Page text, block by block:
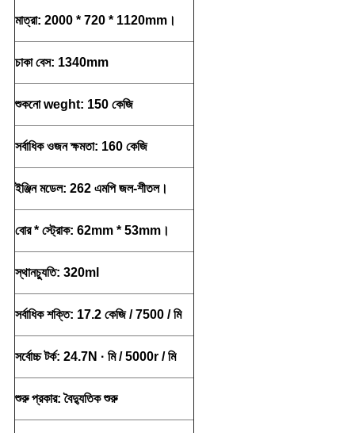
মাত্রা: 2000 * 720 * 1120mm।
চাকা বেস: 1340mm
শুকনো weght: 150 কেজি
সর্বাধিক ওজন ক্ষমতা: 160 কেজি
ইঞ্জিন মডেল: 262 এমপি জল-শীতল।
বোর * স্ট্রোক: 62mm * 53mm।
স্থানচ্যুতি: 320ml
সর্বাধিক শক্তি: 17.2 কেজি / 7500 / মি
সর্বোচ্চ টর্ক: 24.7N · মি / 5000r / মি
শুরু প্রকার: বৈদ্যুতিক শুরু